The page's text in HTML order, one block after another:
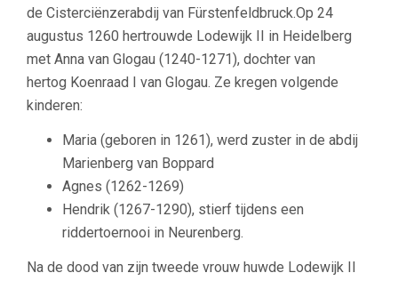
de Cisterciënzerabdij van Fürstenfeldbruck.Op 24
augustus 1260 hertrouwde Lodewijk II in Heidelberg
met Anna van Glogau (1240-1271), dochter van
hertog Koenraad I van Glogau. Ze kregen volgende
kinderen:
Maria (geboren in 1261), werd zuster in de abdij
Marienberg van Boppard
Agnes (1262-1269)
Hendrik (1267-1290), stierf tijdens een
riddertoernooi in Neurenberg.
Na de dood van zijn tweede vrouw huwde Lodewijk II